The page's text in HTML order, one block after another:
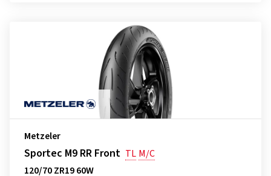
Metzeler
Sportec M9 RR Front TL M/C
120/70 ZR19 60W